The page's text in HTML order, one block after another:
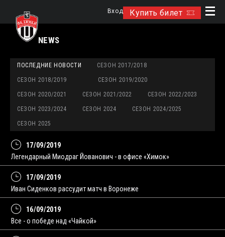
Купить билет
Вход
NEWS
ПОСЛЕДНИЕ НОВОСТИ СЕЗОН 2017/2018
СЕЗОН 2018/2019 СЕЗОН 2019/2020
СЕЗОН 2020/2021 СЕЗОН 2021/2022 СЕЗОН 2022/2023
СЕЗОН 2023/2024 СЕЗОН 2024 СЕЗОН 2024/2025
СЕЗОН 2025
17/09/2019
Легендарный Миодраг Йованович - в офисе «Химок»
17/09/2019
Иван Сиденков рассудит матч в Воронеже
16/09/2019
Все - о победе над «Чайкой»